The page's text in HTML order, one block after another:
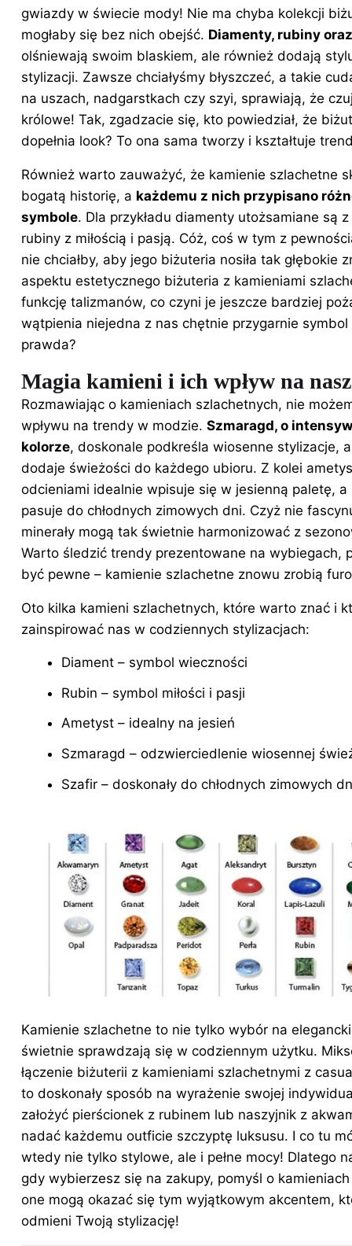
gwiazdy w świecie mody! Nie ma chyba kolekcji
mogłaby się bez nich obejść. Diamenty, rubiny
olśniewają swoim blaskiem, ale również dodają
stylizacji. Zawsze chciałyśmy błyszczeć, a takie
na uszach, nadgarstkach czy szyi, sprawiają, że
królowe! Tak, zgadzacie się, kto powiedział, że
dopełnia look? To ona sama tworzy i kształtuje
Również warto zauważyć, że kamienie szlachetne
bogatą historię, a każdemu z nich przypisano
symbole. Dla przykładu diamenty utożsamiane są
rubiny z miłością i pasją. Cóż, coś w tym z
nie chciałby, aby jego biżuteria nosiła tak głębokie
aspektu estetycznego biżuteria z kamieniami
funkcję talizmanów, co czyni je jeszcze bardziej
wątpienia niejedna z nas chętnie przygarnie symbol
prawda?
Magia kamieni i ich wpływ na
Rozmawiając o kamieniach szlachetnych, nie
wpływu na trendy w modzie. Szmaragd, o
kolorze, doskonale podkreśla wiosenne stylizacje,
dodaje świeżości do każdego ubioru. Z kolei
odcieniami idealnie wpisuje się w jesienną paletę,
pasuje do chłodnych zimowych dni. Czyż nie
minerały mogą tak świetnie harmonizować z
Warto śledzić trendy prezentowane na wybiegach,
być pewne – kamienie szlachetne znowu zrobią
Oto kilka kamieni szlachetnych, które warto znać i
zainspirować nas w codziennych stylizacjach:
Diament – symbol wieczności
Rubin – symbol miłości i pasji
Ametyst – idealny na jesień
Szmaragd – odzwierciedlenie wiosennej
Szafir – doskonały do chłodnych zimowych
Kamienie szlachetne to nie tylko wybór na
świetnie sprawdzają się w codziennym użytku.
łączenie biżuterii z kamieniami szlachetnymi z
to doskonały sposób na wyrażenie swojej
założyć pierścionek z rubinem lub naszyjnik z
nadać każdemu outficie szczyptę luksusu. I co tu
wtedy nie tylko stylowe, ale i pełne mocy! Dlatego
gdy wybierzesz się na zakupy, pomyśl o
one mogą okazać się tym wyjątkowym akcentem,
odmieni Twoją stylizację!